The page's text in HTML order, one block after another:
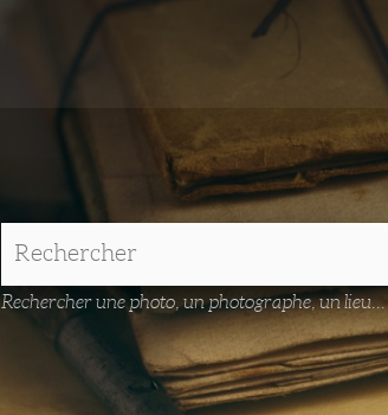
Rechercher une photo, un photographe, un lieu...